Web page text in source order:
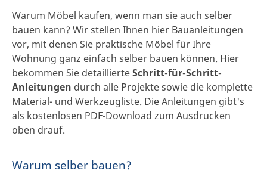
Warum Möbel kaufen, wenn man sie auch selber
bauen kann? Wir stellen Ihnen hier Bauanleitungen
vor, mit denen Sie praktische Möbel für Ihre
Wohnung ganz einfach selber bauen können. Hier
bekommen Sie detaillierteSchritt-für-Schritt-
Anleitungen durch alle Projekte sowie die komplette
Material- und Werkzeugliste. Die Anleitungen gibt's
als kostenlosen PDF-Download zum Ausdrucken
oben drauf.
Warum selber bauen?